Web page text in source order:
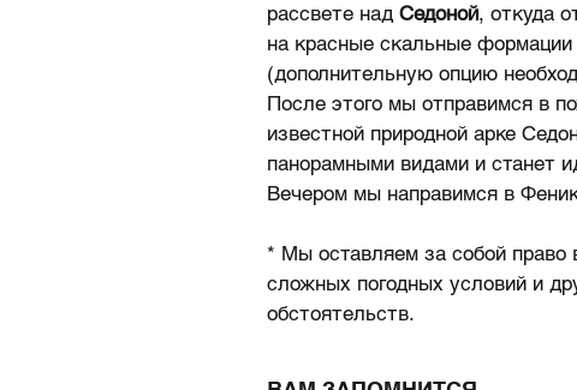
рассвете над Седоной, откуда
на красные скальные формации
(дополнительную опцию
После этого мы отправимся в
известной природной арке
панорамными видами и станет
Вечером мы направимся в
* Мы оставляем за собой право
сложных погодных условий и
обстоятельств.